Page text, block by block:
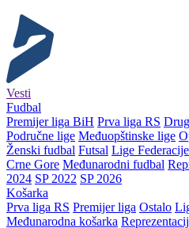
Vesti
Fudbal
Premijer liga BiH Prva liga RS
Područne lige Međuopštinske lige
Ženski fudbal Futsal Lige Federacije
Crne Gore Međunarodni fudbal
2024 SP 2022 SP 2026
Košarka
Prva liga RS Premijer liga Ostalo
Međunarodna košarka